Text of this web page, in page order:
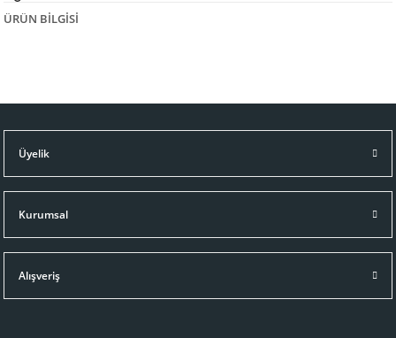
ÜRÜN BILGISI
Üyelik
Kurumsal
Alışveriş